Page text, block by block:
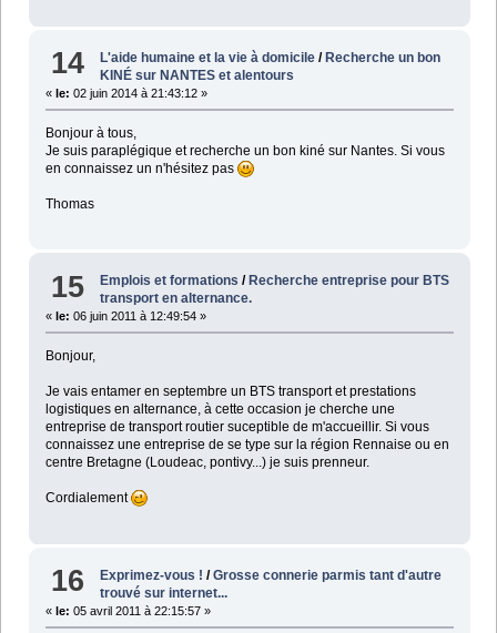
14 L'aide humaine et la vie à domicile / Recherche un bon
KINÉ sur NANTES et alentours
« le: 02 juin 2014 à 21:43:12 »
Bonjour à tous,
Je suis paraplégique et recherche un bon kiné sur Nantes. Si vous
en connaissez un n'hésitez pas
Thomas
15 Emplois et formations / Recherche entreprise pour BTS
transport en alternance.
« le: 06 juin 2011 à 12:49:54 »
Bonjour,
Je vais entamer en septembre un BTS transport et prestations
logistiques en alternance, à cette occasion je cherche une
entreprise de transport routier suceptible de m'accueillir. Si vous
connaissez une entreprise de se type sur la région Rennaise ou en
centre Bretagne (Loudeac, pontivy...) je suis prenneur.
Cordialement
16 Exprimez-vous ! /Grosse connerie parmis tant d'autre
trouvé sur internet...
« le: 05 avril 2011 à 22:15:57 »